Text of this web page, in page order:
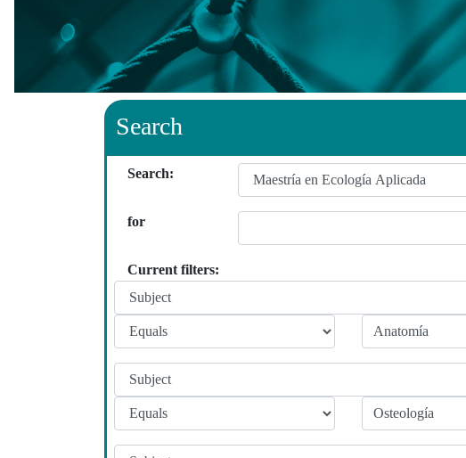
Search
Search:
for
Current filters: